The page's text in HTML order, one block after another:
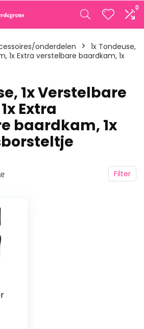
0
onderdelen
‎1x Tondeuse,
1x Extra verstelbare baardkam, 1x
1x Verstelbare
Extra
baardkam, 1x
Filter